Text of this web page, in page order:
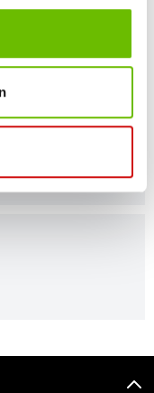
interieur en/of tuin.
Ontvang
én ontdek de
te presenteren.